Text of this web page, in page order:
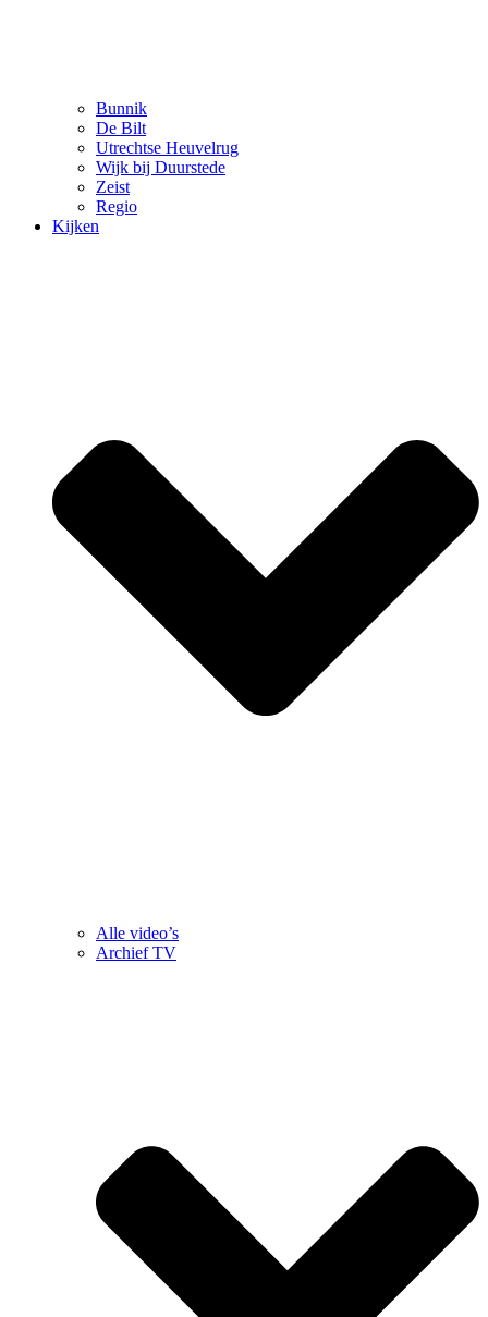
Bunnik
De Bilt
Utrechtse Heuvelrug
Wijk bij Duurstede
Zeist
Regio
Kijken
Alle video’s
Archief TV